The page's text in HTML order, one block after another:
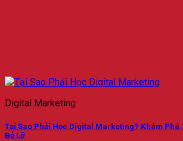
Digital Marketing
Tại Sao Phải Học Digital Marketing? Khám Phá
Bỏ Lỡ